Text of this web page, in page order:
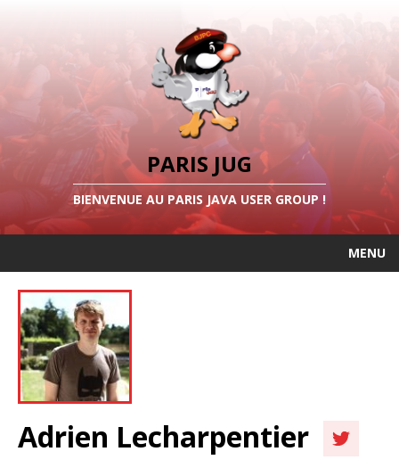
PARIS JUG
BIENVENUE AU PARIS JAVA USER GROUP !
MENU
Adrien Lecharpentier